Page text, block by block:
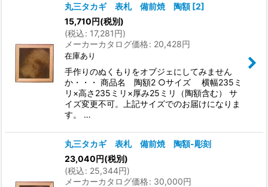
丸三タカギ 表札 備前焼 陶額 [2]
15,710円(税別)
(税込: 17,281円)
メーカーカタログ価格: 20,428円
在庫あり
手作りのぬくもりをオブジェにしてみません
か・・・ 商品名 陶額2 ○サイズ 横幅235ミ
リ×高さ235ミリ×厚み25ミリ（陶額含む） サ
イズ変更不可。上記サイズでのお届けになりま
す。 …
丸三タカギ 表札 備前焼 陶額-彫刻
23,040円(税別)
(税込: 25,344円)
メーカーカタログ価格: 30,000円